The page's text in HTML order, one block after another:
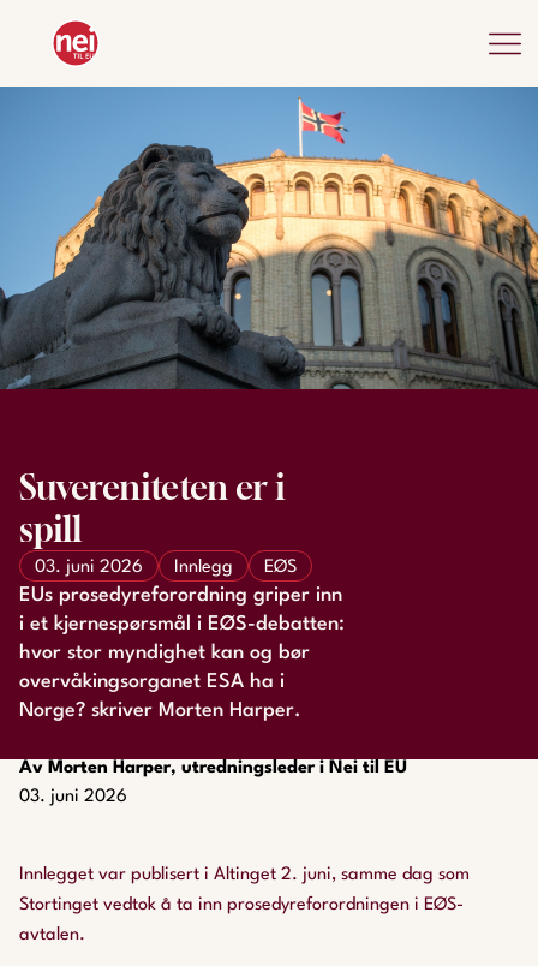
Av Morten Harper, utredningsleder i Nei til EU
03. juni 2026
Suvereniteten er i
spill
03. juni 2026 Innlegg EØS
EUs prosedyreforordning griper inn
i et kjernespørsmål i EØS-debatten:
hvor stor myndighet kan og bør
overvåkingsorganet ESA ha i
Norge? skriver Morten Harper.
Innlegget var publisert i Altinget 2. juni, samme dag som
Stortinget vedtok å ta inn prosedyreforordningen i EØS-
avtalen.